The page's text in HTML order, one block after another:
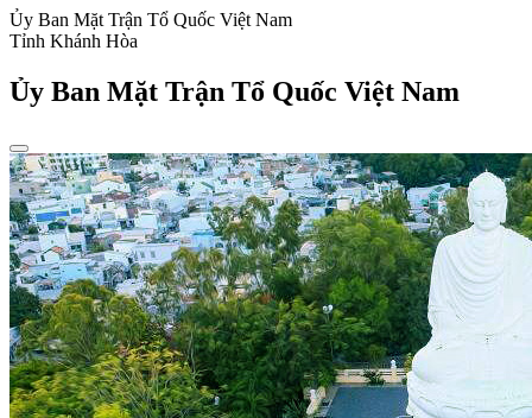
Ủy Ban Mặt Trận Tổ Quốc Việt Nam
Tỉnh Khánh Hòa
Ủy Ban Mặt Trận Tổ Quốc Việt Nam